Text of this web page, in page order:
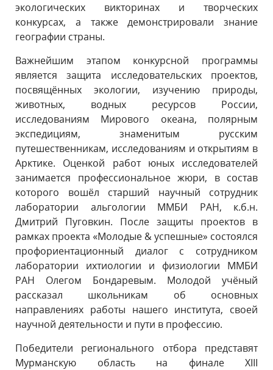
экологических викторинах и творческих
конкурсах, а также демонстрировали знание
географии страны.
Важнейшим этапом конкурсной программы
является защита исследовательских проектов,
посвящённых экологии, изучению природы,
животных, водных ресурсов России,
исследованиям Мирового океана, полярным
экспедициям, знаменитым русским
путешественникам, исследованиям и открытиям в
Арктике. Оценкой работ юных исследователей
занимается профессиональное жюри, в состав
которого вошёл старший научный сотрудник
лаборатории альгологии ММБИ РАН, к.б.н.
Дмитрий Пуговкин. После защиты проектов в
рамках проекта «Молодые & успешные» состоялся
профориентационный диалог с сотрудником
лаборатории ихтиологии и физиологии ММБИ
РАН Олегом Бондаревым. Молодой учёный
рассказал школьникам об основных
направлениях работы нашего института, своей
научной деятельности и пути в профессию.
Победители регионального отбора представят
Мурманскую область на финале XIII